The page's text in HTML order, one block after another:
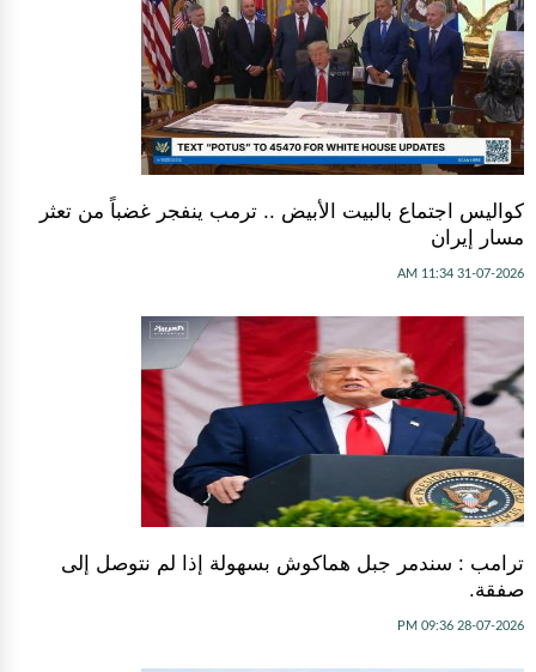
كواليس اجتماع بالبيت الأبيض .. ترمب ينفجر غضباً من تعثر
مسار إيران
31-07-2026 11:34 AM
ترامب : سندمر جبل هماكوش بسهولة إذا لم نتوصل إلى
صفقة.
28-07-2026 09:36 PM